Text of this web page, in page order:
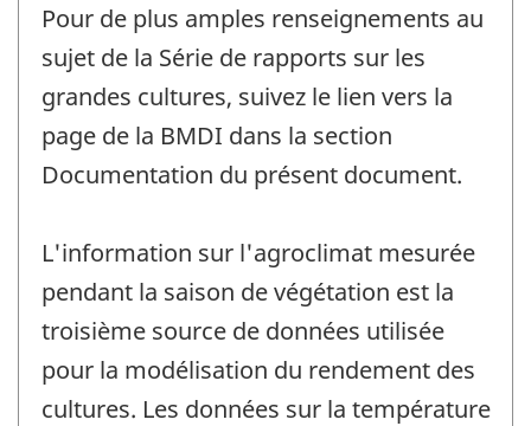
Pour de plus amples renseignements au
sujet de la Série de rapports sur les
grandes cultures, suivez le lien vers la
page de la BMDI dans la section
Documentation du présent document.
L'information sur l'agroclimat mesurée
pendant la saison de végétation est la
troisième source de données utilisée
pour la modélisation du rendement des
cultures. Les données sur la température